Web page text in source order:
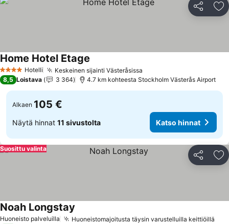
Jaa
4 Tähtiluokitus
Hotelli Keskeinen sijainti Västeråsissa
Home Hotel Etage
8,5 Loistava 3 364 4.7 km kohteesta Stockholm Västerås Airport
Alkaen 105 €
Näytä hinnat 11 sivustolta Katso hinnat
Jaa
Suosittu valinta
Huoneisto palveluilla Huoneistomajoitusta täysin varustelluilla keittiöillä
Noah Longstay